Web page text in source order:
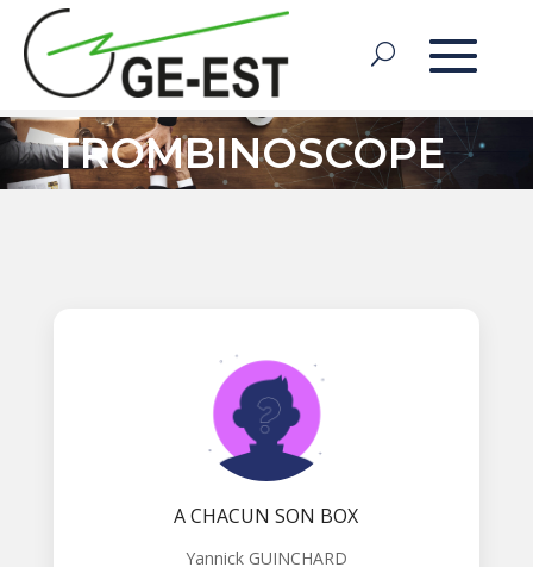
TROMBINOSCOPE
A CHACUN SON BOX
Yannick GUINCHARD